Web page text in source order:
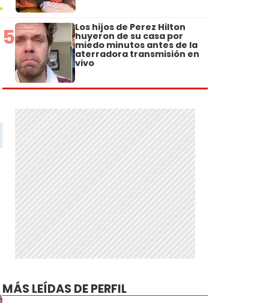
5 Los hijos de Perez Hilton
huyeron de su casa por
miedo minutos antes de la
aterradora transmisión en
vivo
MÁS LEÍDAS DE PERFIL